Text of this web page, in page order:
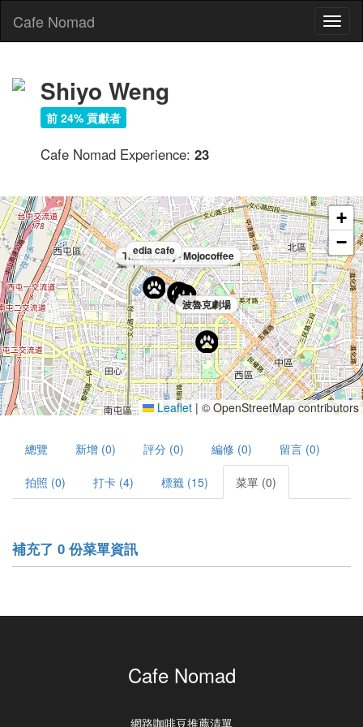
Cafe Nomad
Shiyo Weng
前 24% 貢獻者
Cafe Nomad Experience: 23
沒有名字的咖啡館
The Factory- Mojocoffee
edia cafe
波魯克劇場
+
−
Leaflet | © OpenStreetMap contributors
總覽 新增 (0) 評分 (0) 編修 (0) 留言 (0)
拍照 (0) 打卡 (4) 標籤 (15) 菜單 (0)
補充了 0 份菜單資訊
Cafe Nomad
網路咖啡豆推薦清單